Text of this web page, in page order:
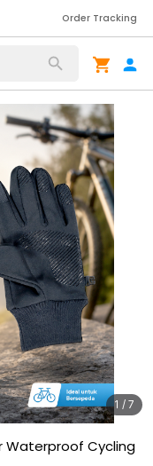
Order Tracking
1 / 7
Waterproof Cycling